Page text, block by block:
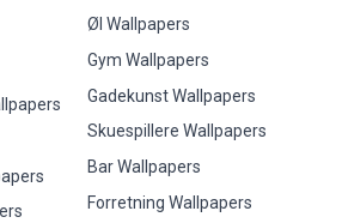
Øl Wallpapers
Gym Wallpapers
Gadekunst Wallpapers
Skuespillere Wallpapers
Bar Wallpapers
Forretning Wallpapers